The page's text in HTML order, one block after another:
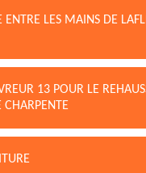
LES MAINS DE
13 POUR LE
CHARPENTE